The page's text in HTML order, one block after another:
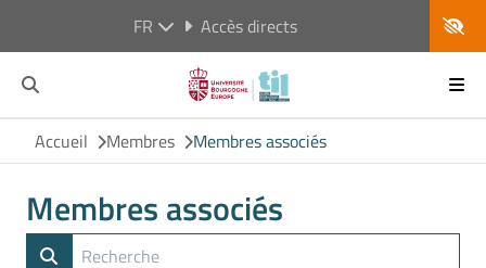
FR Accès directs
Accueil Membres Membres associés
Membres associés